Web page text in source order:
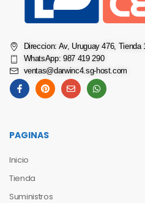
Direccion: Av, Uruguay 476, Tienda
WhatsApp: 987 419 290
ventas@darwinc4.sg-host.com
PAGINAS
Inicio
Tienda
Suministros